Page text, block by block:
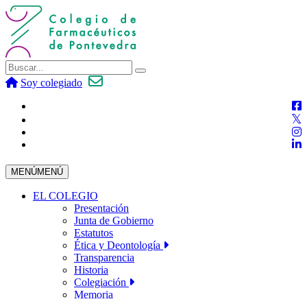
Soy colegiado
MENÚMENÚ
EL COLEGIO
Presentación
Junta de Gobierno
Estatutos
Ética y Deontología
Transparencia
Historia
Colegiación
Memoria